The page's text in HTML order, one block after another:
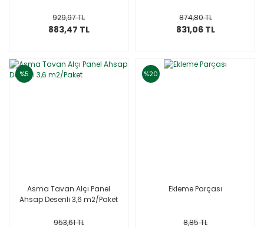
929,97 TL
883,47 TL
874,80 TL
831,06 TL
%5
Asma Tavan Alçı Panel
Ahsap Desenli 3,6 m2/Paket
953,61 TL
%20
Ekleme Parçası
8,85 TL